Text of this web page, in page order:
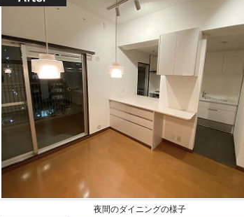
夜間のダイニングの様子